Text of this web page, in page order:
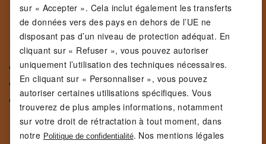
Quel que soit votre niveau, débutant ou confirmé, la
sécurité doit toujours être votre priorité absolue
lorsque vous choisissez votre poids. C’est crucial pour
éviter les blessures.
Par conséquent :
priorité à la technique,
mouvements lents,
concentration sur les sensations corporelles.
Les recommandations de notre spécialiste
« Mieux vaut commencer avec un poids plus faible et
l’augmenter progressivement. Votre corps doit d’abord
sur « Accepter ». Cela inclut également les transferts
de données vers des pays en dehors de l’UE ne
disposant pas d’un niveau de protection adéquat. En
cliquant sur « Refuser », vous pouvez autoriser
uniquement l’utilisation des techniques nécessaires.
En cliquant sur « Personnaliser », vous pouvez
autoriser certaines utilisations spécifiques. Vous
trouverez de plus amples informations, notamment
sur votre droit de rétractation à tout moment, dans
notre Politique de confidentialité. Nos mentions légales